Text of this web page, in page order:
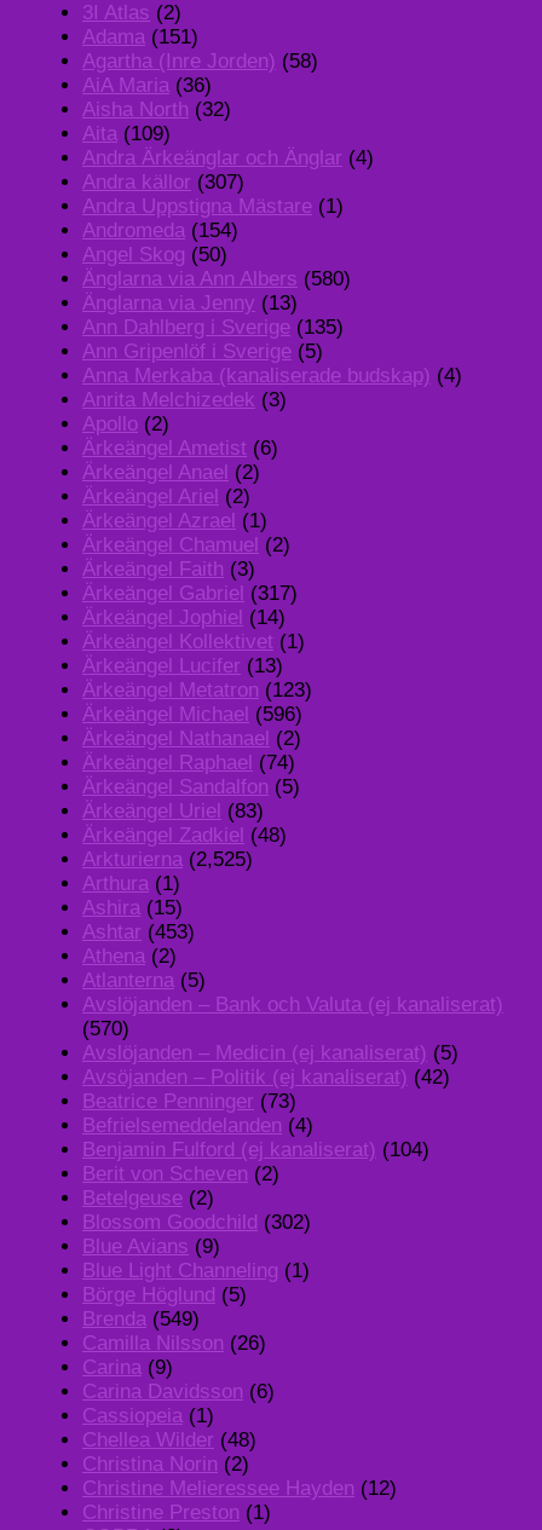
3I Atlas (2)
Adama (151)
Agartha (Inre Jorden) (58)
AiA Maria (36)
Aisha North (32)
Aita (109)
Andra Ärkeänglar och Änglar (4)
Andra källor (307)
Andra Uppstigna Mästare (1)
Andromeda (154)
Angel Skog (50)
Änglarna via Ann Albers (580)
Änglarna via Jenny (13)
Ann Dahlberg i Sverige (135)
Ann Gripenlöf i Sverige (5)
Anna Merkaba (kanaliserade budskap) (4)
Anrita Melchizedek (3)
Apollo (2)
Ärkeängel Ametist (6)
Ärkeängel Anael (2)
Ärkeängel Ariel (2)
Ärkeängel Azrael (1)
Ärkeängel Chamuel (2)
Ärkeängel Faith (3)
Ärkeängel Gabriel (317)
Ärkeängel Jophiel (14)
Ärkeängel Kollektivet (1)
Ärkeängel Lucifer (13)
Ärkeängel Metatron (123)
Ärkeängel Michael (596)
Ärkeängel Nathanael (2)
Ärkeängel Raphael (74)
Ärkeängel Sandalfon (5)
Ärkeängel Uriel (83)
Ärkeängel Zadkiel (48)
Arkturierna (2,525)
Arthura (1)
Ashira (15)
Ashtar (453)
Athena (2)
Atlanterna (5)
Avslöjanden – Bank och Valuta (ej kanaliserat)
(570)
Avslöjanden – Medicin (ej kanaliserat) (5)
Avsöjanden – Politik (ej kanaliserat) (42)
Beatrice Penninger (73)
Befrielsemeddelanden (4)
Benjamin Fulford (ej kanaliserat) (104)
Berit von Scheven (2)
Betelgeuse (2)
Blossom Goodchild (302)
Blue Avians (9)
Blue Light Channeling (1)
Börge Höglund (5)
Brenda (549)
Camilla Nilsson (26)
Carina (9)
Carina Davidsson (6)
Cassiopeia (1)
Chellea Wilder (48)
Christina Norin (2)
Christine Melieressee Hayden (12)
Christine Preston (1)